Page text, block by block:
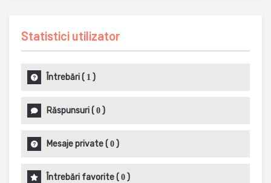
Statistici utilizator
Întrebări( 1 )
Răspunsuri( 0 )
Mesaje private( 0 )
Întrebări favorite( 0 )